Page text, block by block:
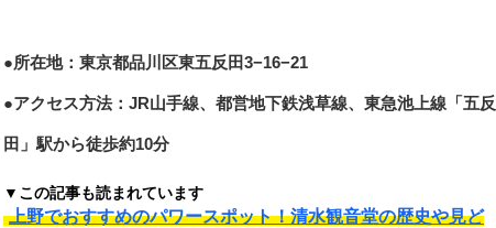
●所在地：東京都品川区東五反田3−16−21
●アクセス方法：JR山手線、都営地下鉄浅草線、東急池上線「五反
田」駅から徒歩約10分
▼この記事も読まれています
上野でおすすめのパワースポット！清水観音堂の歴史や見ど